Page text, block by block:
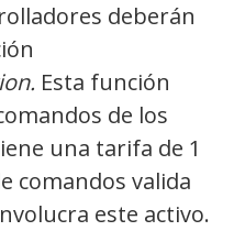
deberán
Esta función
de los
una tarifa de 1
comandos valida
este activo.